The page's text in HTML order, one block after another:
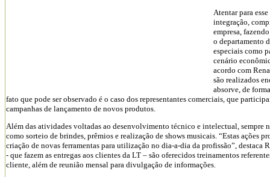
Atentar para
integração,
empresa,
o departamento
especiais como
cenário
acordo com
são realizados
absorve, de
fato que pode ser observado é o caso dos representantes comerciais, que
campanhas de lançamento de novos produtos.
Além das atividades voltadas ao desenvolvimento técnico e intelectual, sempre
como sorteio de brindes, prêmios e realização de shows musicais. “Estas ações
criação de novas ferramentas para utilização no dia-a-dia da profissão”, destaca
- que fazem as entregas aos clientes da LT – são oferecidos treinamentos
cliente, além de reunião mensal para divulgação de informações.